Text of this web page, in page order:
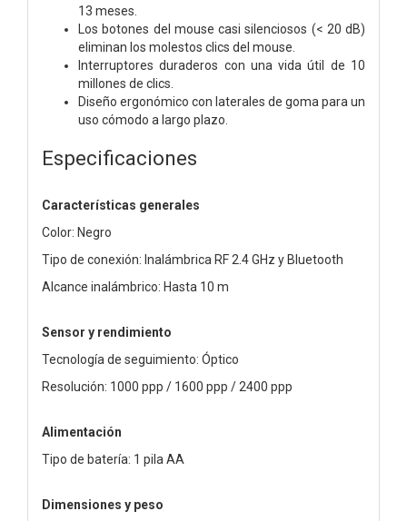
13 meses.
Los botones del mouse casi silenciosos (< 20 dB)
eliminan los molestos clics del mouse.
Interruptores duraderos con una vida útil de 10
millones de clics.
Diseño ergonómico con laterales de goma para un
uso cómodo a largo plazo.
Especificaciones
Características generales
Color: Negro
Tipo de conexión: Inalámbrica RF 2.4 GHz y Bluetooth
Alcance inalámbrico: Hasta 10 m
Sensor y rendimiento
Tecnología de seguimiento: Óptico
Resolución: 1000 ppp / 1600 ppp / 2400 ppp
Alimentación
Tipo de batería: 1 pila AA
Dimensiones y peso